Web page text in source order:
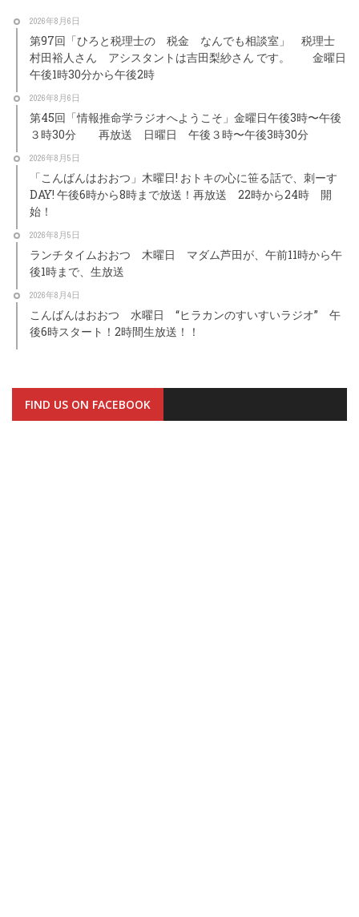
2026年8月6日
第97回「ひろと税理士の 税金 なんでも相談室」 税理士
村田裕人さん アシスタントは吉田梨紗さん です。 金曜日
午後1時30分から午後2時
2026年8月6日
第45回「情報推命学ラジオへようこそ」金曜日午後3時〜午後
３時30分 再放送 日曜日 午後３時〜午後3時30分
2026年8月5日
「こんばんはおおつ」木曜日! おトキの心に笹る話で、刺ーす
DAY! 午後6時から8時まで放送！再放送 22時から24時 開
始！
2026年8月5日
ランチタイムおおつ 木曜日 マダム芦田が、午前11時から午
後1時まで、生放送
2026年8月4日
こんばんはおおつ 水曜日 “ヒラカンのすいすいラジオ” 午
後6時スタート！2時間生放送！！
FIND US ON FACEBOOK